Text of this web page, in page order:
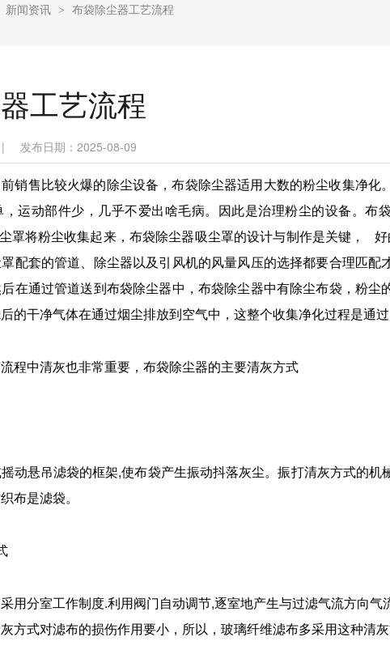
新闻资讯 > 布袋除尘器工艺流程
工艺流程
| 发布日期：2025-08-09
销售比较火爆的除尘设备，布袋除尘器适用大数的粉尘收集净化
运动部件少，几乎不爱出啥毛病。因此是治理粉尘的设备。布
罩将粉尘收集起来，布袋除尘器吸尘罩的设计与制作是关键，
配套的管道、除尘器以及引风机的风量风压的选择都要合理匹配
在通过管道送到布袋除尘器中，布袋除尘器中有除尘布袋，粉尘
的干净气体在通过烟尘排放到空气中，这整个收集净化过程是通过
程中清灰也非常重要，布袋除尘器的主要清灰方式
动悬吊滤袋的框架,使布袋产生振动抖落灰尘。振打清灰方式的机
布是滤袋。
用分室工作制度.利用阀门自动调节,逐室地产生与过滤气流方向气
方式对滤布的损伤作用要小，所以，玻璃纤维滤布多采用这种清灰